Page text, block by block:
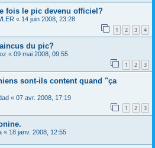
fois le pic devenu officiel?
« 14 juin 2008, 23:28
1 2 3 4
du pic?
« 09 mai 2008, 09:55
1 2 3
sont-ils content quand "ça
« 07 avr. 2008, 17:19
1 2 3
« 18 janv. 2008, 12:55